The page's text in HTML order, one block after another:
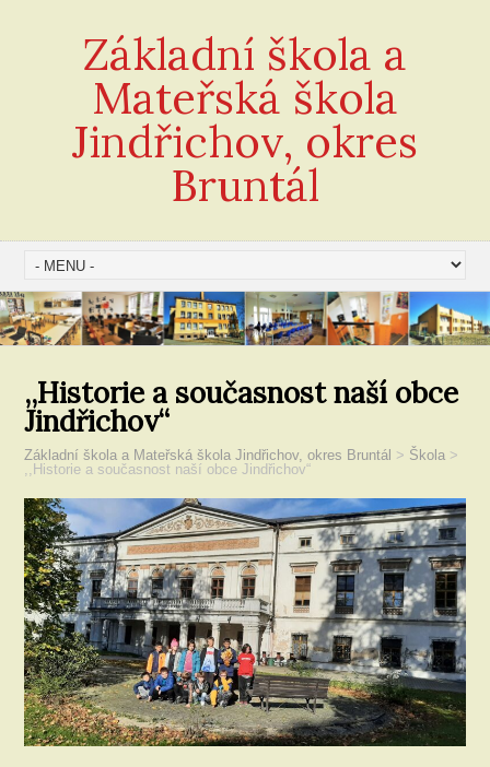
Základní škola a
Mateřská škola
Jindřichov, okres
Bruntál
,,Historie a současnost naší obce
Jindřichov“
Základní škola a Mateřská škola Jindřichov, okres Bruntál > Škola >
,,Historie a současnost naší obce Jindřichov“